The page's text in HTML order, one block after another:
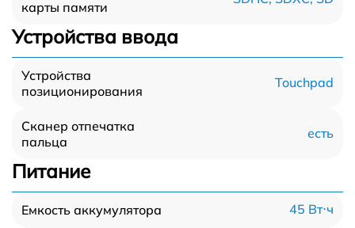
карты памяти
Устройства ввода
Устройства
позиционирования
Touchpad
Сканер отпечатка
пальца
есть
Питание
Емкость аккумулятора 45 Вт⋅ч